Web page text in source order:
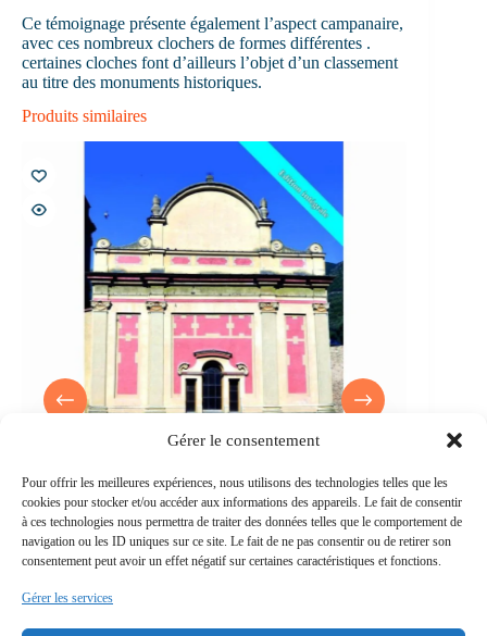
Gérer le consentement
Pour offrir les meilleures expériences, nous utilisons des technologies telles que les
cookies pour stocker et/ou accéder aux informations des appareils. Le fait de consentir
à ces technologies nous permettra de traiter des données telles que le comportement de
navigation ou les ID uniques sur ce site. Le fait de ne pas consentir ou de retirer son
consentement peut avoir un effet négatif sur certaines caractéristiques et fonctions.
Gérer les services
Ce témoignage présente également l’aspect campanaire,
avec ces nombreux clochers de formes différentes .
certaines cloches font d’ailleurs l’objet d’un classement
au titre des monuments historiques.
Produits similaires
L’église Santa Maria in Albis (Version intégrale)